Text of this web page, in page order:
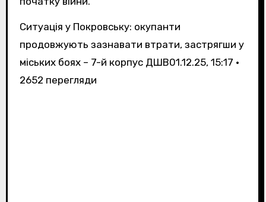
Ситуація у Покровську: окупанти
продовжують зазнавати втрати, застрягши у
міських боях – 7-й корпус ДШВ01.12.25, 15:17 •
2652 перегляди